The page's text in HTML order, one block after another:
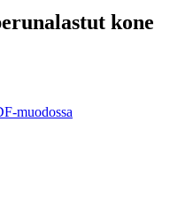
kone
muodossa